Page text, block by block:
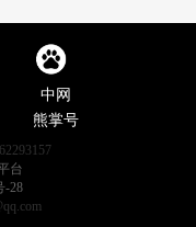
中网
熊掌号
台
-28